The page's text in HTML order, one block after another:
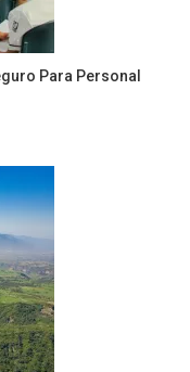
Para Personal